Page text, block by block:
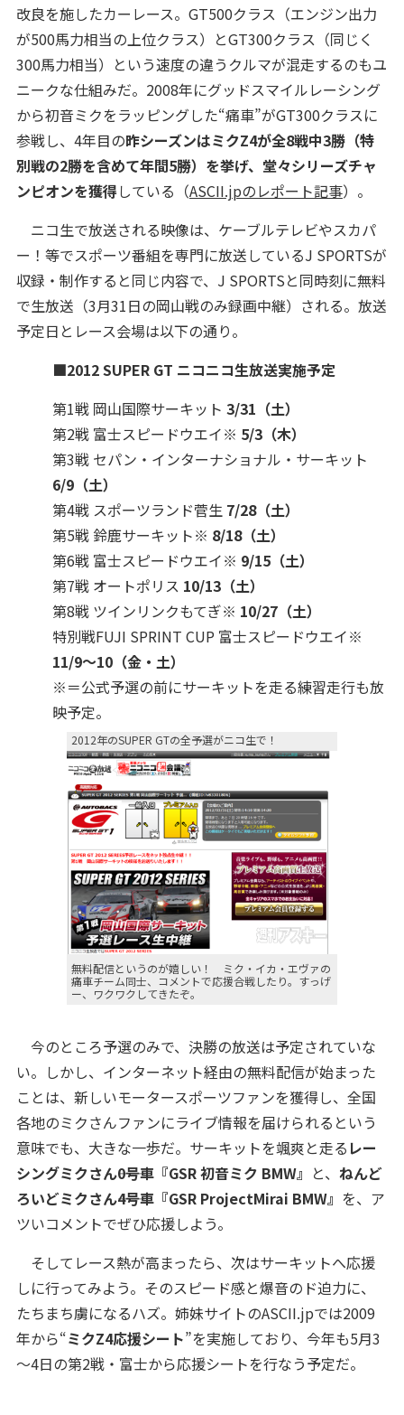
改良を施したカーレース。GT500クラス（エンジン出力
が500馬力相当の上位クラス）とGT300クラス（同じく
300馬力相当）という速度の違うクルマが混走するのもユ
ニークな仕組みだ。2008年にグッドスマイルレーシング
から初音ミクをラッピングした“痛車”がGT300クラスに
参戦し、4年目の昨シーズンはミクZ4が全8戦中3勝（特
別戦の2勝を含めて年間5勝）を挙げ、堂々シリーズチャ
ンピオンを獲得している（ASCII.jpのレポート記事）。
ニコ生で放送される映像は、ケーブルテレビやスカパ
ー！等でスポーツ番組を専門に放送しているJ SPORTSが
収録・制作すると同じ内容で、J SPORTSと同時刻に無料
で生放送（3月31日の岡山戦のみ録画中継）される。放送
予定日とレース会場は以下の通り。
■2012 SUPER GT ニコニコ生放送実施予定
第1戦 岡山国際サーキット 3/31（土）
第2戦 富士スピードウエイ※ 5/3（木）
第3戦 セパン・インターナショナル・サーキット
6/9（土）
第4戦 スポーツランド菅生 7/28（土）
第5戦 鈴鹿サーキット※ 8/18（土）
第6戦 富士スピードウエイ※ 9/15（土）
第7戦 オートポリス 10/13（土）
第8戦 ツインリンクもてぎ※ 10/27（土）
特別戦FUJI SPRINT CUP 富士スピードウエイ※
11/9～10（金・土）
※＝公式予選の前にサーキットを走る練習走行も放
映予定。
2012年のSUPER GTの全予選がニコ生で！
無料配信というのが嬉しい！ ミク・イカ・エヴァの
痛車チーム同士、コメントで応援合戦したり。すっげ
ー、ワクワクしてきたぞ。
今のところ予選のみで、決勝の放送は予定されていな
い。しかし、インターネット経由の無料配信が始まった
ことは、新しいモータースポーツファンを獲得し、全国
各地のミクさんファンにライブ情報を届けられるという
意味でも、大きな一歩だ。サーキットを颯爽と走る レー
シングミクさん――0号車『GSR 初音ミク BMW』 と、 ねんど
ろいどミクさん――4号車『GSR ProjectMirai BMW』 を、ア
ツいコメントでぜひ応援しよう。
そしてレース熱が高まったら、次はサーキットへ応援
しに行ってみよう。そのスピード感と爆音のド迫力に、
たちまち虜になるハズ。姉妹サイトのASCII.jpでは2009
年から“ミクZ4応援シート”を実施しており、今年も5月3
～4日の第2戦・富士から応援シートを行なう予定だ。